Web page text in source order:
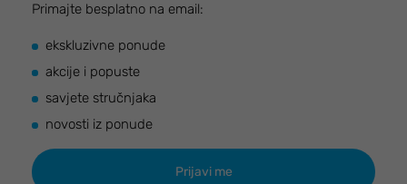
Primajte besplatno na email:
ekskluzivne ponude
akcije i popuste
savjete stručnjaka
novosti iz ponude